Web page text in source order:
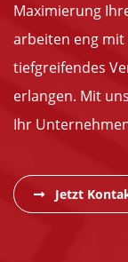
Maximierung
arbeiten eng mit
tiefgreifendes
erlangen. Mit
Ihr
Jetzt